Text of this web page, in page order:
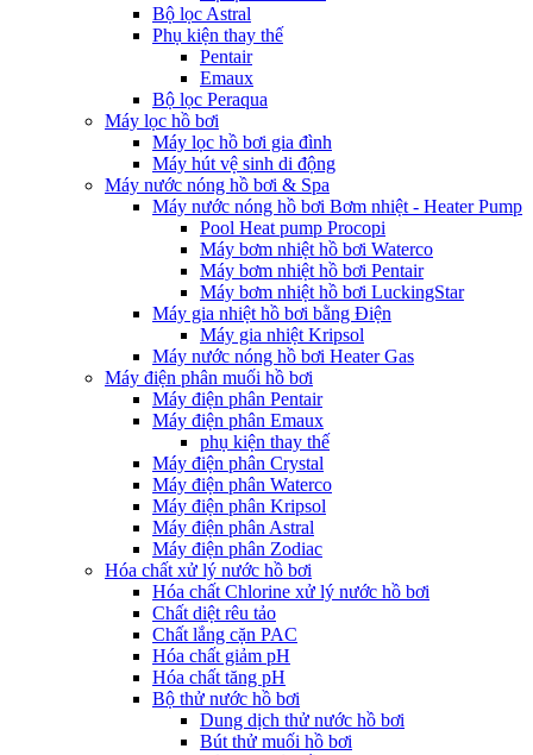
Bộ lọc Astral
Phụ kiện thay thế
Pentair
Emaux
Bộ lọc Peraqua
Máy lọc hồ bơi
Máy lọc hồ bơi gia đình
Máy hút vệ sinh di động
Máy nước nóng hồ bơi & Spa
Máy nước nóng hồ bơi Bơm nhiệt - Heater Pump
Pool Heat pump Procopi
Máy bơm nhiệt hồ bơi Waterco
Máy bơm nhiệt hồ bơi Pentair
Máy bơm nhiệt hồ bơi LuckingStar
Máy gia nhiệt hồ bơi bằng Điện
Máy gia nhiệt Kripsol
Máy nước nóng hồ bơi Heater Gas
Máy điện phân muối hồ bơi
Máy điện phân Pentair
Máy điện phân Emaux
phụ kiện thay thế
Máy điện phân Crystal
Máy điện phân Waterco
Máy điện phân Kripsol
Máy điện phân Astral
Máy điện phân Zodiac
Hóa chất xử lý nước hồ bơi
Hóa chất Chlorine xử lý nước hồ bơi
Chất diệt rêu tảo
Chất lắng cặn PAC
Hóa chất giảm pH
Hóa chất tăng pH
Bộ thử nước hồ bơi
Dung dịch thử nước hồ bơi
Bút thử muối hồ bơi